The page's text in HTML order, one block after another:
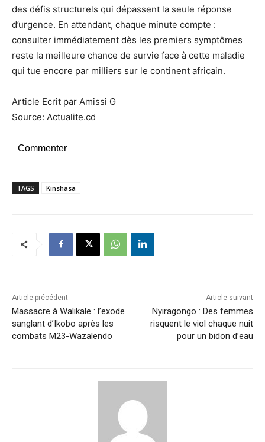
des défis structurels qui dépassent la seule réponse
d’urgence. En attendant, chaque minute compte :
consulter immédiatement dès les premiers symptômes
reste la meilleure chance de survie face à cette maladie
qui tue encore par milliers sur le continent africain.
Article Ecrit par Amissi G
Source: Actualite.cd
Commenter
TAGS Kinshasa
Article précédent
Massacre à Walikale : l’exode
sanglant d’Ikobo après les
combats M23-Wazalendo
Article suivant
Nyiragongo : Des femmes
risquent le viol chaque nuit
pour un bidon d’eau